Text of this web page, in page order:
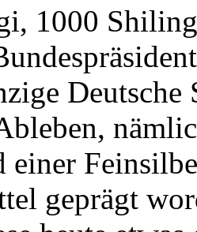
1000
Deutsche
einer
geprägt